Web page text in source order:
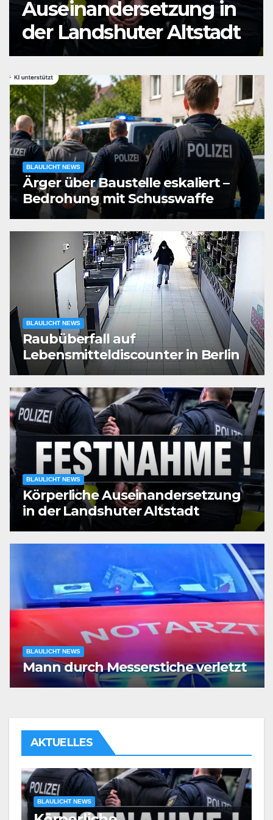
Auseinandersetzung in
der Landshuter Altstadt
BLAULICHT NEWS
Ärger über Baustelle eskaliert –
Bedrohung mit Schusswaffe
BLAULICHT NEWS
Raubüberfall auf
Lebensmitteldiscounter in Berlin
BLAULICHT NEWS
Körperliche Auseinandersetzung
in der Landshuter Altstadt
BLAULICHT NEWS
Mann durch Messerstiche verletzt
AKTUELLES
BLAULICHT NEWS